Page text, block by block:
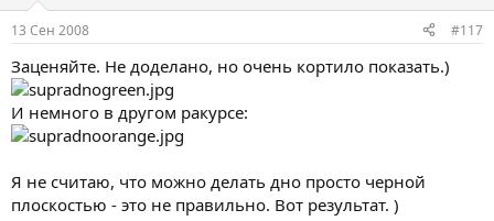
13 Сен 2008 #117
Заценяйте. Не доделано, но очень кортило показать.)
И немного в другом ракурсе:
Я не считаю, что можно делать дно просто черной
плоскостью - это не правильно. Вот результат. )